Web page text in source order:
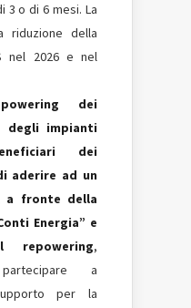
3 o di 6 mesi. La
riduzione della
nel 2026 e nel
dei
impianti
dei
aderire ad un
a fronte della
Energia” e
repowering,
a
per la